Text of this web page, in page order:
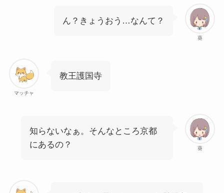
葵
ん？きょうおう…なんて？
マッチャ
教王護国寺
葵
知らないなぁ。そんなところ京都
にあるの？